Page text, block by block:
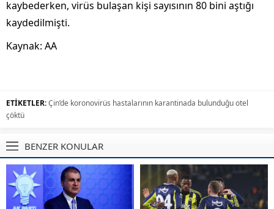
kaybederken, virüs bulaşan kişi sayısının 80 bini aştığı
kaydedilmişti.
Kaynak: AA
ETİKETLER:Çin’de koronovirüs hastalarının karantinada bulunduğu otel
çöktü
BENZER KONULAR